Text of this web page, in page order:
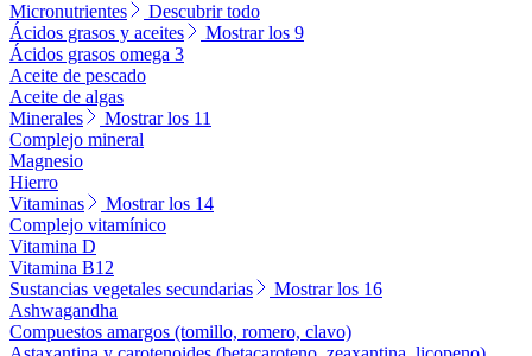
Micronutrientes
Descubrir todo
Ácidos grasos y aceites
Mostrar los 9
Ácidos grasos omega 3
Aceite de pescado
Aceite de algas
Minerales
Mostrar los 11
Complejo mineral
Magnesio
Hierro
Vitaminas
Mostrar los 14
Complejo vitamínico
Vitamina D
Vitamina B12
Sustancias vegetales secundarias
Mostrar los 16
Ashwagandha
Compuestos amargos (tomillo, romero, clavo)